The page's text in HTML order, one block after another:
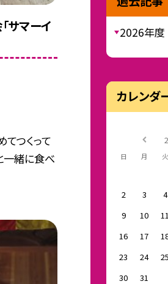
サマーイ
つくって
一緒に食べ
2026年度
カレンダ
日 月 火
2
3 4
9
10 11
16
17
23
24 25
30
31